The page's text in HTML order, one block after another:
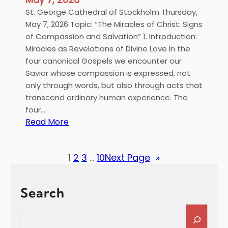
w
e
d
e
n
’
s
H
m
y
St. George Cathedral of Stockholm Thursday,
May 7, 2026 Topic: “The Miracles of Christ: Signs
of Compassion and Salvation” 1. Introduction:
Miracles as Revelations of Divine Love In the
four canonical Gospels we encounter our
Savior whose compassion is expressed, not
only through words, but also through acts that
transcend ordinary human experience. The
four…
Read More:
s1 2 3 … 10Next Page »
Search